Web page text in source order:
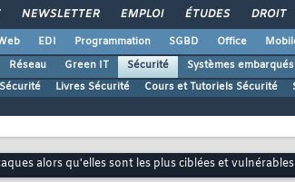
NEWSLETTER EMPLOI ÉTUDES DROIT
EDI Programmation SGBD Office
Réseau Green IT Sécurité Systèmes embarqués
Livres Sécurité Cours et Tutoriels Sécurité
alors qu'elles sont les plus ciblées et vulnérables